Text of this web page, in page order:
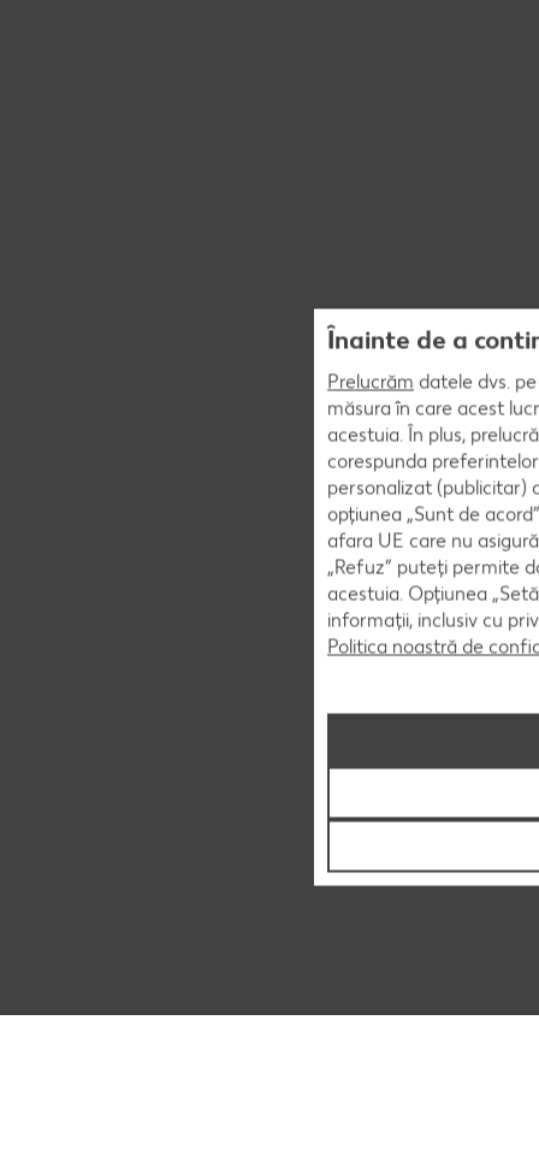
Înainte de a
Prelucrăm datele dvs.
măsura în care acest
acestuia. În plus,
corespunda
personalizat (publicitar)
opțiunea „Sunt de
afara UE care nu
„Refuz” puteți permite
acestuia. Opțiunea
informații, inclusiv cu
Politica noastră de